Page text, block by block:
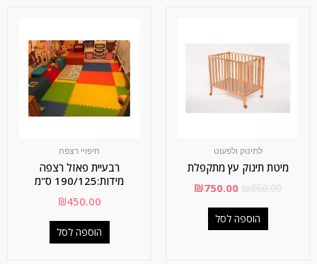
חיפויי רצפה
רבעיית פאזל רצפה
מידות:190/125 ס"מ
₪450.00
הוספה לסל
לתינוק ולפעוט
מיטת תינוק עץ מתקפלת
₪750.00
הוספה לסל